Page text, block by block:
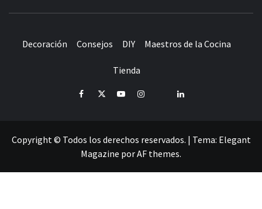
Decoración Consejos DIY Maestros de la Cocina
Tienda
FacebookTwitterYoutubeInstagramPinterestLinkedIn
Copyright © Todos los derechos reservados. | Tema: Elegant
Magazine porAF themes.